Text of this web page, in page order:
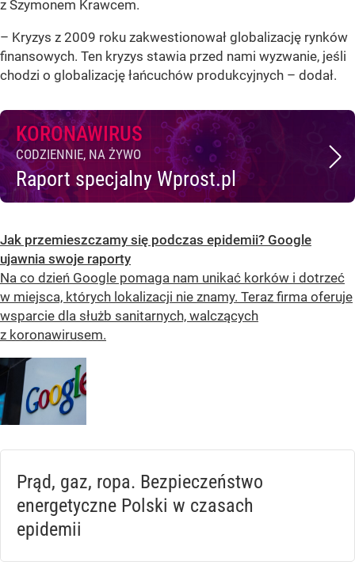
z Szymonem Krawcem.
– Kryzys z 2009 roku zakwestionował globalizację rynków
finansowych. Ten kryzys stawia przed nami wyzwanie, jeśli
chodzi o globalizację łańcuchów produkcyjnych – dodał.
KORONAWIRUS
CODZIENNIE, NA ŻYWO
Raport specjalny Wprost.pl
Jak przemieszczamy się podczas epidemii? Google
ujawnia swoje raporty
Na co dzień Google pomaga nam unikać korków i dotrzeć
w miejsca, których lokalizacji nie znamy. Teraz firma oferuje
wsparcie dla służb sanitarnych, walczących
z koronawirusem.
Prąd, gaz, ropa. Bezpieczeństwo
energetyczne Polski w czasach
epidemii